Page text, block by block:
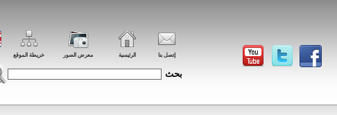
إتصل بنا الرئيسية معرض الصور خريطة الموقع
بحث